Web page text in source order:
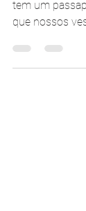
mundo
tem um
que nossos